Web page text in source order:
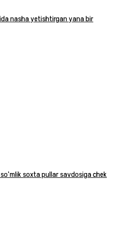
nasha yetishtirgan yana bir
soxta pullar savdosiga chek